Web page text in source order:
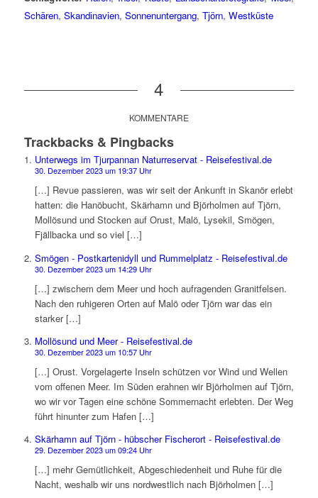
Schären, Skandinavien, Sonnenuntergang, Tjörn, Westküste
4
KOMMENTARE
Trackbacks & Pingbacks
Unterwegs im Tjurpannan Naturreservat - Reisefestival.de
30. Dezember 2023 um 19:37 Uhr
[…] Revue passieren, was wir seit der Ankunft in Skanör erlebt
hatten: die Hanöbucht, Skärhamn und Björholmen auf Tjörn,
Mollösund und Stocken auf Orust, Malö, Lysekil, Smögen,
Fjällbacka und so viel […]
Smögen - Postkartenidyll und Rummelplatz - Reisefestival.de
30. Dezember 2023 um 14:29 Uhr
[…] zwischem dem Meer und hoch aufragenden Granitfelsen.
Nach den ruhigeren Orten auf Malö oder Tjörn war das ein
starker […]
Mollösund und Meer - Reisefestival.de
30. Dezember 2023 um 10:57 Uhr
[…] Orust. Vorgelagerte Inseln schützen vor Wind und Wellen
vom offenen Meer. Im Süden erahnen wir Björholmen auf Tjörn,
wo wir vor Tagen eine schöne Sommernacht erlebten. Der Weg
führt hinunter zum Hafen […]
Skärhamn auf Tjörn - hübscher Fischerort - Reisefestival.de
29. Dezember 2023 um 09:24 Uhr
[…] mehr Gemütlichkeit, Abgeschiedenheit und Ruhe für die
Nacht, weshalb wir uns nordwestlich nach Björholmen […]